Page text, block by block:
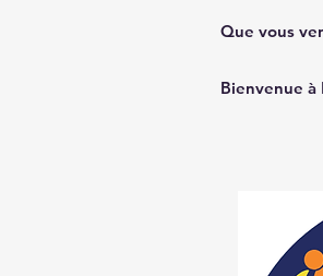
Que vous
Bienvenue à